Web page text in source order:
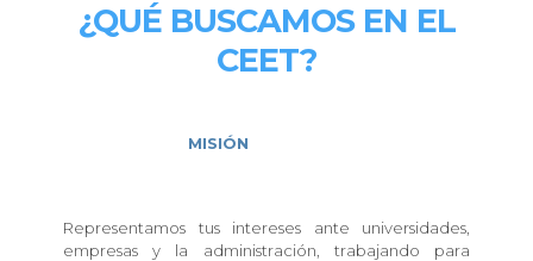
¿QUÉ BUSCAMOS EN EL
CEET?
MISIÓN
Representamos tus intereses ante universidades,
empresas y la administración, trabajando para